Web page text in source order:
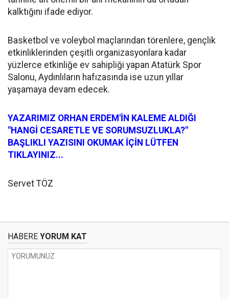
kalktığını ifade ediyor.
Basketbol ve voleybol maçlarından törenlere, gençlik
etkinliklerinden çeşitli organizasyonlara kadar
yüzlerce etkinliğe ev sahipliği yapan Atatürk Spor
Salonu, Aydınlıların hafızasında ise uzun yıllar
yaşamaya devam edecek.
YAZARIMIZ ORHAN ERDEM'İN KALEME ALDIĞI
"HANGİ CESARETLE VE SORUMSUZLUKLA?"
BAŞLIKLI YAZISINI OKUMAK İÇİN LÜTFEN
TIKLAYINIZ...
Servet TÖZ
HABERE YORUM KAT